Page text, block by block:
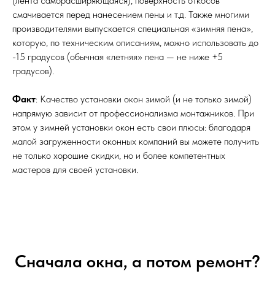
смачивается перед нанесением пены и т.д. Также многими
производителями выпускается специальная «зимняя пена»,
которую, по техническим описаниям, можно использовать до
-15 градусов (обычная «летняя» пена — не ниже +5
градусов).
Факт: Качество установки окон зимой (и не только зимой)
напрямую зависит от профессионализма монтажников. При
этом у зимней установки окон есть свои плюсы: благодаря
малой загруженности оконных компаний вы можете получить
не только хорошие скидки, но и более компетентных
мастеров для своей установки.
Сначала окна, а потом ремонт?